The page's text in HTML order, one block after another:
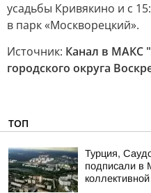
усадьбы Кривякино и с
в парк «Москворецкий».
Источник: Канал в МАКС
городского округа
ТОП
Турция,
подписали в